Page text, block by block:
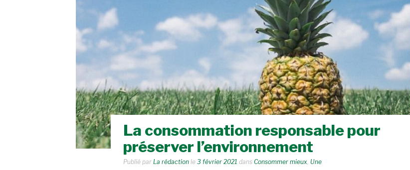
La consommation responsable pour
préserver l’environnement
Publié par La rédaction le 3 février 2021 dans Consommer mieux, Une